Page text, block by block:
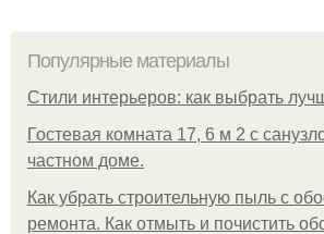
Популярные материалы
Стили интерьеров: как выбрать
Гостевая комната 17, 6 м 2 с
частном доме.
Как убрать строительную пыль с
ремонта. Как отмыть и почистить